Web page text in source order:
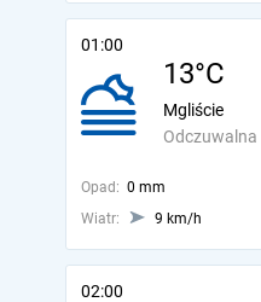
01:00
13°C
Odczuwalna
Mgliście
Opad: 0 mm
Wiatr:
9 km/h
02:00